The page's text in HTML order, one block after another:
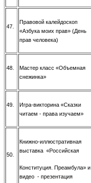
47.
Правовой калейдоскоп
«Азбука моих прав» (День
прав человека)
48.
Мастер класс «Объемная
снежинка»
49.
Игра-викторина «Сказки
читаем - права изучаем»
50.
Книжно-иллюстративная
выставка «Российская
Конституция. Преамбула» и
видео - презентация